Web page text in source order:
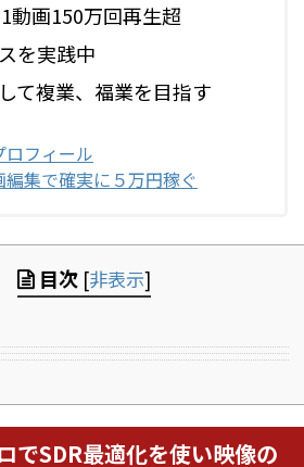
動画150万回再生超
を実践中
て複業、福業を目指す
ロフィール
編集で確実に５万円稼ぐ
目次 [非表示]
でSDR最適化を使い映像の